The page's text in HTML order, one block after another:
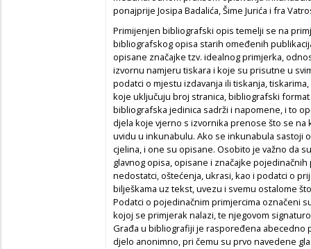
ponajprije Josipa Badalića, Šime Jurića i fra
Primijenjen bibliografski opis temelji se na
bibliografskog opisa starih omeđenih
opisane značajke tzv. idealnog primjerka,
izvornu namjeru tiskara i koje su prisutne u
podatci o mjestu izdavanja ili tiskanja,
koje uključuju broj stranica, bibliografski format
bibliografska jedinica sadrži i napomene, i to
djela koje vjerno s izvornika prenose što se
uvidu u inkunabulu. Ako se inkunabula sastoji
cjelina, i one su opisane. Osobito je važno da
glavnog opisa, opisane i značajke
nedostatci, oštećenja, ukrasi, kao i podatci o
bilješkama uz tekst, uvezu i svemu ostalome
Podatci o pojedinačnim primjercima označeni
kojoj se primjerak nalazi, te njegovom
Građa u bibliografiji je raspoređena abecedno
djelo anonimno, pri čemu su prvo navedene